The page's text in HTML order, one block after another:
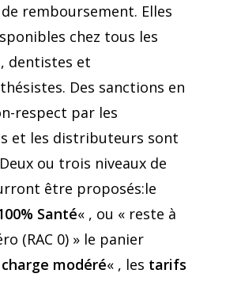
remboursement. Elles
chez tous les
dentistes et
Des sanctions en
respect par les
et les distributeurs sont
ou trois niveaux de
être proposés:le
Santé« , ou « reste à
(RAC 0) » le panier
modéré« , les tarifs